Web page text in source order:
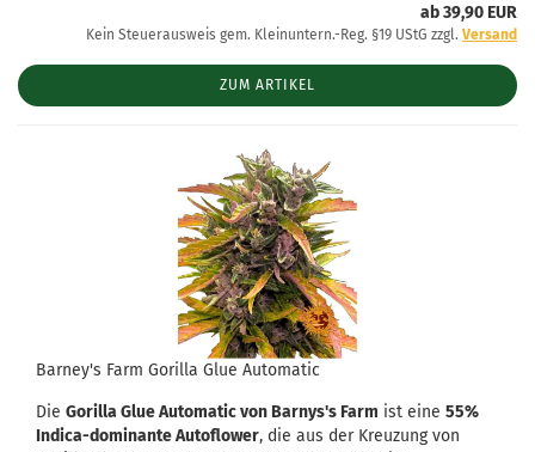
ab 39,90 EUR
Kein Steuerausweis gem. Kleinuntern.-Reg. §19 UStG zzgl. Versand
ZUM ARTIKEL
Barney's Farm Gorilla Glue Automatic
Die Gorilla Glue Automatic von Barnys's Farm ist eine 55%
Indica-dominante Autoflower, die aus der Kreuzung von